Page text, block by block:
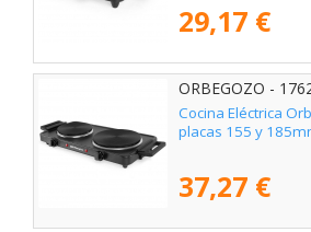
29,17 €
ORBEGOZO -
Cocina Eléctrica
placas 155 y
37,27 €